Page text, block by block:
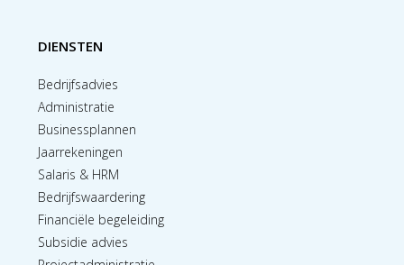
DIENSTEN
Bedrijfsadvies
Administratie
Businessplannen
Jaarrekeningen
Salaris & HRM
Bedrijfswaardering
Financiële begeleiding
Subsidie advies